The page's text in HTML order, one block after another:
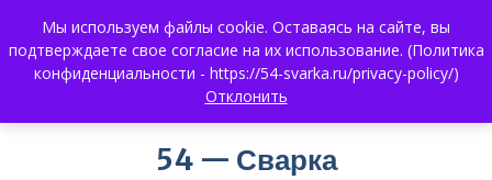
содержимому
+7 (383) 375-0008
3750008@mail.ru
What's App:
+7 930 858 02 99
54 — Сварка
Мы используем файлы cookie. Оставаясь на сайте, вы
подтверждаете свое согласие на их использование. (Политика
конфиденциальности - https://54-svarka.ru/privacy-policy/)
Отклонить